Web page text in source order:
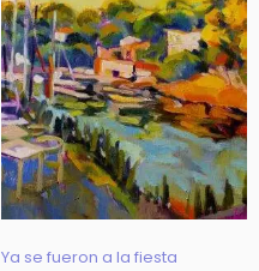
Ya se fueron a la fiesta